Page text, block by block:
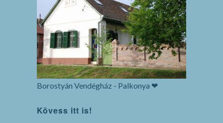
Borostyán Vendégház - Palkonya ❤
Kövess itt is!